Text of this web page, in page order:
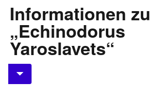
Informationen zu
„Echinodorus
Yaroslavets“